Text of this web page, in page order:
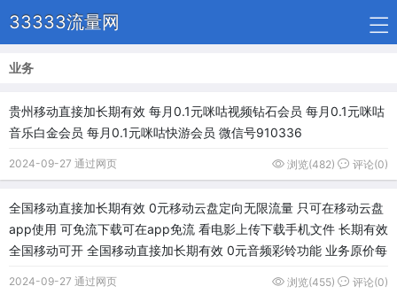
33333流量网
业务
贵州移动直接加长期有效 每月0.1元咪咕视频钻石会员 每月0.1元咪咕
音乐白金会员 每月0.1元咪咕快游会员 微信号910336
2024-09-27 通过网页 浏览(482) 评论(0)
全国移动直接加长期有效 0元移动云盘定向无限流量 只可在移动云盘
app使用 可免流下载可在app免流 看电影上传下载手机文件 长期有效
全国移动可开 全国移动直接加长期有效 0元音频彩铃功能 业务原价每
2024-09-27 通过网页 浏览(455) 评论(0)